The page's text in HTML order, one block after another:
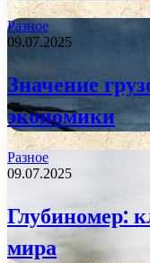
Разное
09.07.2025
Значение
экономики
Разное
09.07.2025
Глубиномер:
мира